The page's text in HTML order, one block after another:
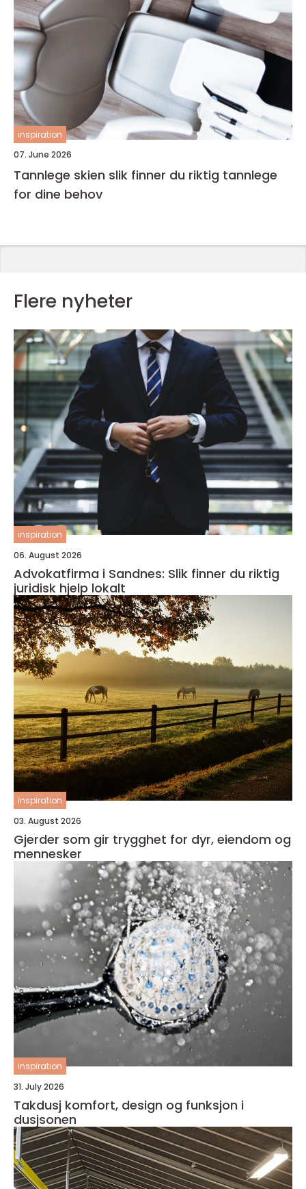
inspiration
07. June 2026
Tannlege skien slik finner du riktig tannlege
for dine behov
Flere nyheter
inspiration
06. August 2026
Advokatfirma i Sandnes: Slik finner du riktig
juridisk hjelp lokalt
inspiration
03. August 2026
Gjerder som gir trygghet for dyr, eiendom og
mennesker
inspiration
31. July 2026
Takdusj komfort, design og funksjon i
dusjsonen